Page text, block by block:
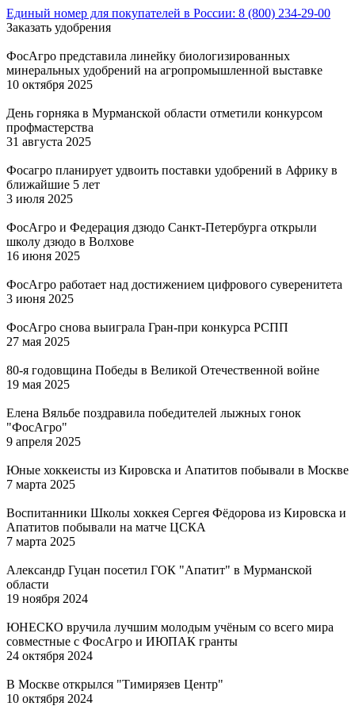
Единый номер для покупателей в России: 8 (800) 234-29-00
Заказать удобрения
ФосАгро представила линейку биологизированных
минеральных удобрений на агропромышленной выставке
10 октября 2025
День горняка в Мурманской области отметили конкурсом
профмастерства
31 августа 2025
Фосагро планирует удвоить поставки удобрений в Африку в
ближайшие 5 лет
3 июля 2025
ФосАгро и Федерация дзюдо Санкт-Петербурга открыли
школу дзюдо в Волхове
16 июня 2025
ФосАгро работает над достижением цифрового суверенитета
3 июня 2025
ФосАгро снова выиграла Гран-при конкурса РСПП
27 мая 2025
80-я годовщина Победы в Великой Отечественной войне
19 мая 2025
Елена Вяльбе поздравила победителей лыжных гонок
"ФосАгро"
9 апреля 2025
Юные хоккеисты из Кировска и Апатитов побывали в Москве
7 марта 2025
Воспитанники Школы хоккея Сергея Фёдорова из Кировска и
Апатитов побывали на матче ЦСКА
7 марта 2025
Александр Гуцан посетил ГОК "Апатит" в Мурманской
области
19 ноября 2024
ЮНЕСКО вручила лучшим молодым учёным со всего мира
совместные с ФосАгро и ИЮПАК гранты
24 октября 2024
В Москве открылся "Тимирязев Центр"
10 октября 2024